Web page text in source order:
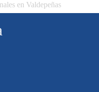
en Valdepeñas